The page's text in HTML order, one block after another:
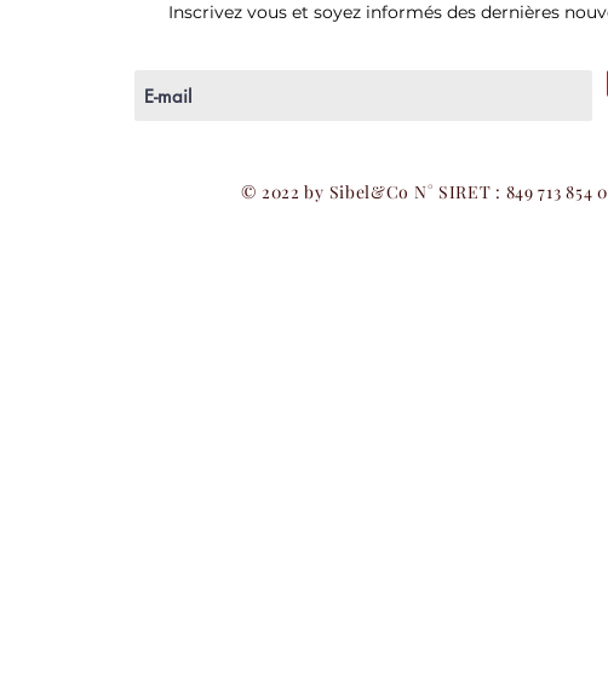
Inscrivez vous et soyez informés des dernières
© 2022 by Sibel&Co N° SIRET : 849 713 854